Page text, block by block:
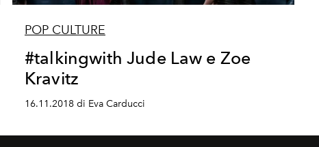
POP CULTURE
#talkingwith Jude Law e Zoe
Kravitz
16.11.2018 di Eva Carducci